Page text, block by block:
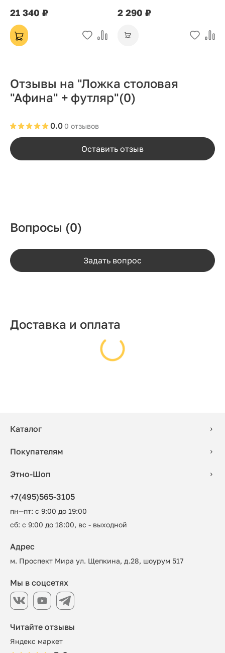
21 340 ₽ 2 290 ₽
Отзывы на "Ложка столовая
"Афина" + футляр"(0)
0 отзывов
0.0
Оставить отзыв
Вопросы (0)
Задать вопрос
Доставка и оплата
Каталог
Покупателям
Этно-Шоп
+7(495)565-3105
пн—пт: с 9:00 до 19:00
сб: с 9:00 до 18:00, вс - выходной
Читайте отзывы
Яндекс маркет
Адрес
м. Проспект Мира ул. Щепкина, д.28, шоурум 517
Мы в соцсетях